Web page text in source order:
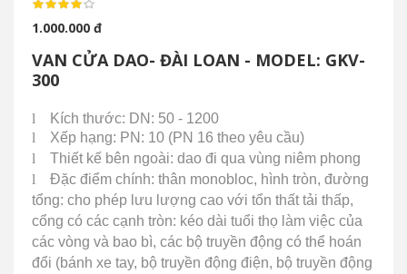
1.000.000 đ
VAN CỬA DAO- ĐÀI LOAN - MODEL: GKV-
300
l
Kích thước: DN: 50 - 1200
l
Xếp hạng: PN: 10 (PN 16 theo yêu cầu)
l
Thiết kế bên ngoài: dao đi qua vùng niêm phong
l
Đặc điểm chính: thân monobloc, hình tròn, đường
tổng: cho phép lưu lượng cao với tổn thất tải thấp,
cổng có các cạnh tròn: kéo dài tuổi thọ làm việc của
các vòng và bao bì, các bộ truyền động có thể hoán
đổi (bánh xe tay, bộ truyền động điện, bộ truyền động